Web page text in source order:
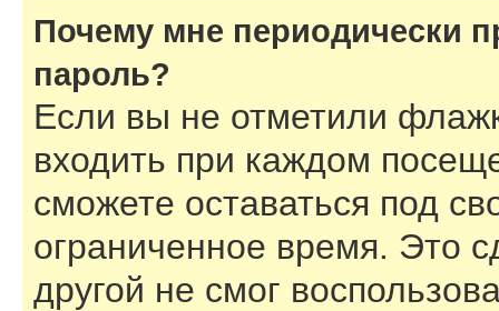
Почему мне периодически
пароль?
Если вы не отметили
входить при каждом
сможете оставаться под
ограниченное время. Это
другой не смог